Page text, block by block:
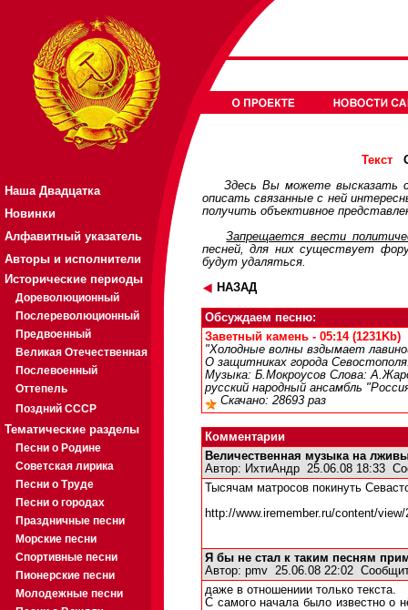
Наша Двадцатка
Новинки
Алфавитный указатель
Авторы и исполнители
Исторические периоды
Дореволюционный
Послереволюционный
Предвоенный
Великая Отечественная
Послевоенный
Оттепель
Поздний СССР
Тематические разделы
Песни о Родине
Советская лирика
Песни о Труде
Песни о городах
Праздничные песни
Морские песни
Спортивные песни
Пионерские песни
Молодежные песни
Текст
Здесь Вы можете высказать
описать связанные с ней
получить объективное
Запрещается вести
песней, для них существует
будут удаляться.
НАЗАД
Обсуждаем песню:
Заветный камень - 05:14 (1231Kb)
"Холодные волны вздымает
О защитниках города
Музыка: Б.Мокроусов Слова:
русский народный ансамбль
Скачано: 28693 раз
Комментарии
Величественная музыка на
Автор: ИхтиАндр 25.06.08 18:33
Тысячам матросов покинуть
http://www.iremember.ru/content/
Я бы не стал к таким песням
Автор: pmv 25.06.08 22:02
даже в отношениии только текста.
С самого начала было известно о